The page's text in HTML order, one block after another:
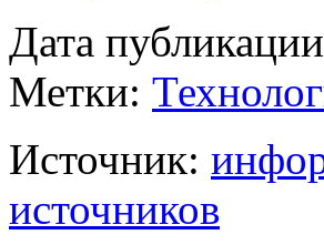
Дата
Метки:
Источник:
источников